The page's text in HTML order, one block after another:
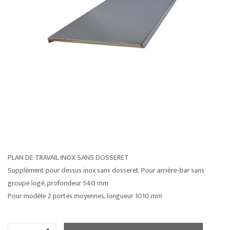
PLAN DE TRAVAIL INOX SANS DOSSERET
Supplément pour dessus inox sans dosseret. Pour arrière-bar sans
groupe logé, profondeur 540 mm
Pour modèle 2 portes moyennes, longueur 1010 mm